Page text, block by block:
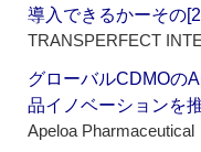
導入できるかーその
TRANSPERFECT
グローバルCDMOの
品イノベーションを
Apeloa Pharmaceutical